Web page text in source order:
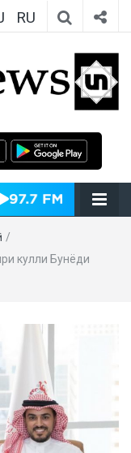
RU
/
кулли Бунёди